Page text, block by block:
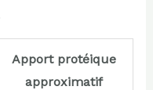
Apport protéique
approximatif